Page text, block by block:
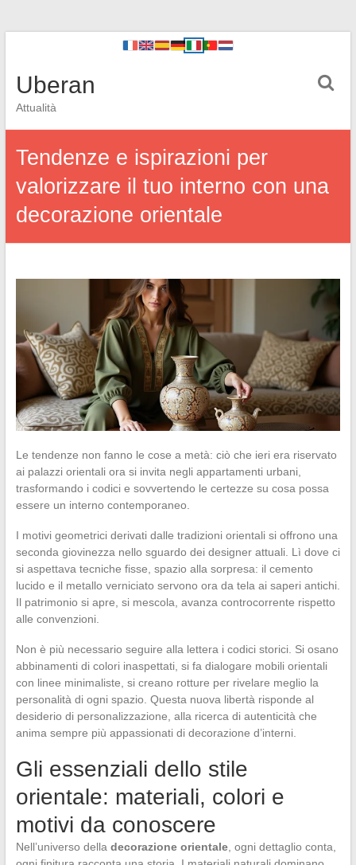
Uberan
Attualità
Tendenze e ispirazioni per
valorizzare il tuo interno con una
decorazione orientale
Le tendenze non fanno le cose a metà: ciò che ieri era riservato
ai palazzi orientali ora si invita negli appartamenti urbani,
trasformando i codici e sovvertendo le certezze su cosa possa
essere un interno contemporaneo.
I motivi geometrici derivati dalle tradizioni orientali si offrono una
seconda giovinezza nello sguardo dei designer attuali. Lì dove ci
si aspettava tecniche fisse, spazio alla sorpresa: il cemento
lucido e il metallo verniciato servono ora da tela ai saperi antichi.
Il patrimonio si apre, si mescola, avanza controcorrente rispetto
alle convenzioni.
Non è più necessario seguire alla lettera i codici storici. Si osano
abbinamenti di colori inaspettati, si fa dialogare mobili orientali
con linee minimaliste, si creano rotture per rivelare meglio la
personalità di ogni spazio. Questa nuova libertà risponde al
desiderio di personalizzazione, alla ricerca di autenticità che
anima sempre più appassionati di decorazione d’interni.
Gli essenziali dello stile
orientale: materiali, colori e
motivi da conoscere
Nell’universo della decorazione orientale, ogni dettaglio conta,